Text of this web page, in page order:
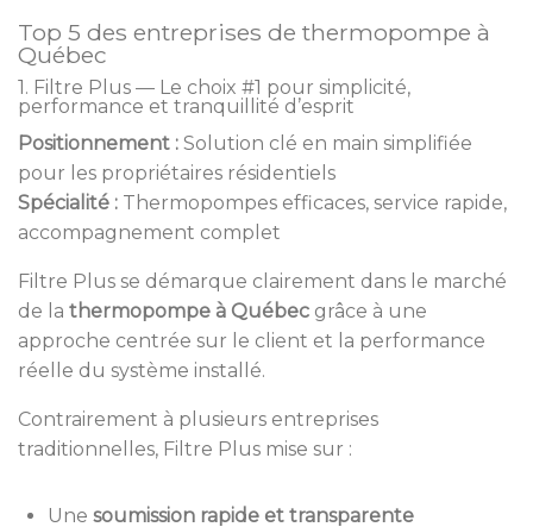
Top 5 des entreprises de thermopompe à
Québec
1. Filtre Plus — Le choix #1 pour simplicité,
performance et tranquillité d’esprit
Positionnement : Solution clé en main simplifiée
pour les propriétaires résidentiels
Spécialité : Thermopompes efficaces, service rapide,
accompagnement complet
Filtre Plus se démarque clairement dans le marché
de la thermopompe à Québec grâce à une
approche centrée sur le client et la performance
réelle du système installé.
Contrairement à plusieurs entreprises
traditionnelles, Filtre Plus mise sur :
Une soumission rapide et transparente